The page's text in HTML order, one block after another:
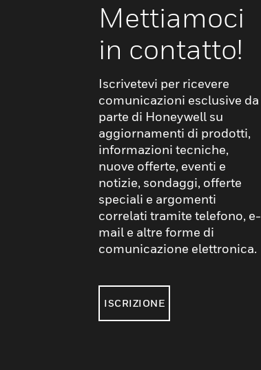
Mettiamoci
in contatto!
Iscrivetevi per ricevere
comunicazioni esclusive da
parte di Honeywell su
aggiornamenti di prodotti,
informazioni tecniche,
nuove offerte, eventi e
notizie, sondaggi, offerte
speciali e argomenti
correlati tramite telefono, e-
mail e altre forme di
comunicazione elettronica.
ISCRIZIONE